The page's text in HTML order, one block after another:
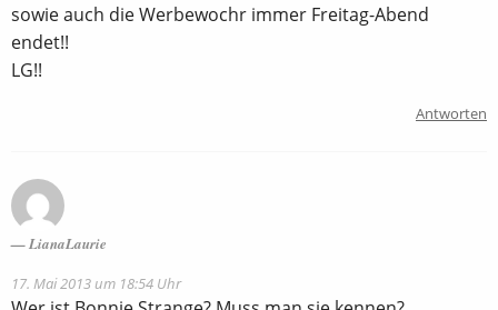
sowie auch die Werbewochr immer Freitag-Abend
endet!!
LG!!
Antworten
LianaLaurie
17. Mai 2013 um 18:54 Uhr